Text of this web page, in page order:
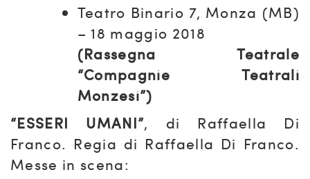
Teatro Binario 7, Monza (MB)
– 18 maggio 2018
(Rassegna Teatrale
“Compagnie Teatrali
Monzesi”)
“ESSERI UMANI”, di Raffaella Di
Franco. Regia di Raffaella Di Franco.
Messe in scena: